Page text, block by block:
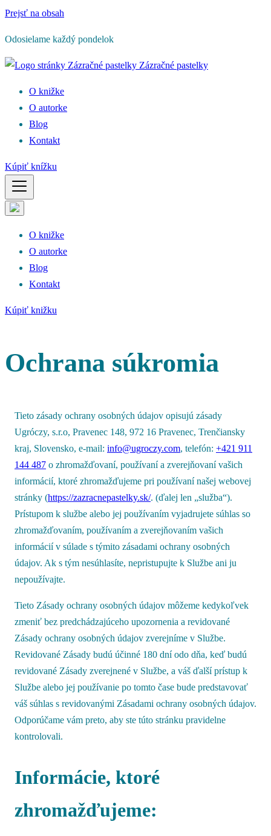
Prejsť na obsah
Odosielame každý pondelok
Zázračné pastelky
O knižke
O autorke
Blog
Kontakt
Kúpiť knížku
O knižke
O autorke
Blog
Kontakt
Kúpiť knižku
Ochrana súkromia
Tieto zásady ochrany osobných údajov opisujú zásady
Ugróczy, s.r.o, Pravenec 148, 972 16 Pravenec, Trenčiansky
kraj, Slovensko, e-mail: info@ugroczy.com, telefón: +421 911
144 487 o zhromažďovaní, používaní a zverejňovaní vašich
informácií, ktoré zhromažďujeme pri používaní našej webovej
stránky (https://zazracnepastelky.sk/. (ďalej len „služba“).
Prístupom k službe alebo jej používaním vyjadrujete súhlas so
zhromažďovaním, používaním a zverejňovaním vašich
informácií v súlade s týmito zásadami ochrany osobných
údajov. Ak s tým nesúhlasíte, nepristupujte k Službe ani ju
nepoužívajte.
Tieto Zásady ochrany osobných údajov môžeme kedykoľvek
zmeniť bez predchádzajúceho upozornenia a revidované
Zásady ochrany osobných údajov zverejníme v Službe.
Revidované Zásady budú účinné 180 dní odo dňa, keď budú
revidované Zásady zverejnené v Službe, a váš ďalší prístup k
Službe alebo jej používanie po tomto čase bude predstavovať
váš súhlas s revidovanými Zásadami ochrany osobných údajov.
Odporúčame vám preto, aby ste túto stránku pravidelne
kontrolovali.
Informácie, ktoré
zhromažďujeme: